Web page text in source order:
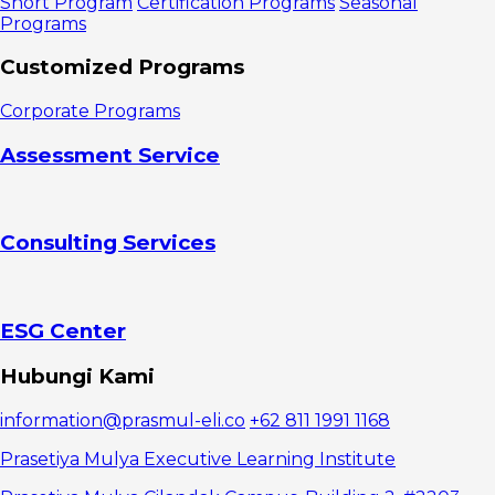
1.
Strategic
Thinking
Berfokus
dan Masa
Organisasi
pada
Pengambilan
Manfaat
Alat Ukur
Strategic
Thinking dan
Decision
Making di
Programs
Customized Programs
Corporate Programs
Assessment Service
Consulting Services
ESG Center
Hubungi Kami
information@prasmul-eli.co +62 811 1991 1168
Prasetiya Mulya Executive Learning Institute